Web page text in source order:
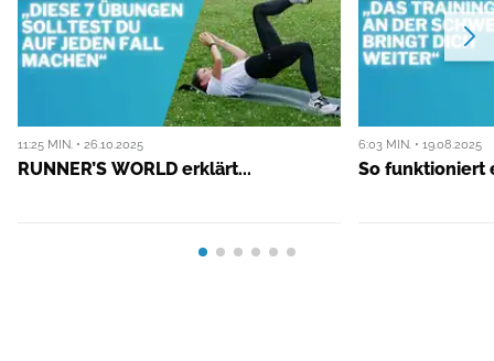
11:25 MIN. • 26.10.2025
RUNNER’S WORLD erklärt...
6:03 MIN. • 19.08.2025
So funktioniert